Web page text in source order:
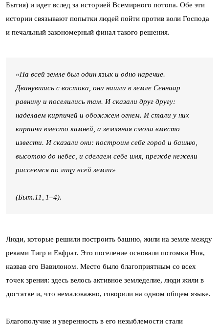
Бытия) и идет вслед за историей Всемирного потопа. Обе эти
истории связывают попытки людей пойти против воли Господа
и печальный закономерный финал такого решения.
«На всей земле был один язык и одно наречие.
Двинувшись с востока, они нашли в земле Сеннаар
равнину и поселились там. И сказали друг другу:
наделаем кирпичей и обожжем огнем. И стали у них
кирпичи вместо камней, а земляная смола вместо
извести. И сказали они: построим себе город и башню,
высотою до небес, и сделаем себе имя, прежде нежели
рассеемся по лицу всей земли»
(Быт.11, 1–4).
Люди, которые решили построить башню, жили на земле между
реками Тигр и Евфрат. Это поселение основали потомки Ноя,
назвав его Вавилоном. Место было благоприятным со всех
точек зрения: здесь велось активное земледелие, люди жили в
достатке и, что немаловажно, говорили на одном общем языке.
Благополучие и уверенность в его незыблемости стали